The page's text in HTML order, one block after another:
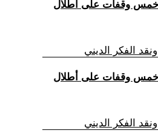
خمس وقفات على أطلال
الفكر الديني
خمس وقفات على أطلال
الفكر الديني